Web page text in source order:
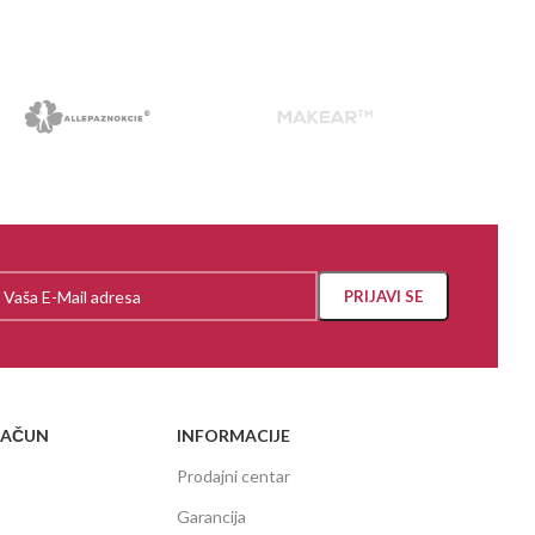
INFORMACIJE
Prodajni centar
Garancija